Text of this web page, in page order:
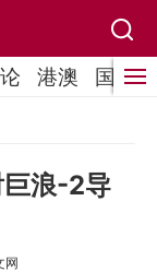
港澳 国际
巨浪-2导
网